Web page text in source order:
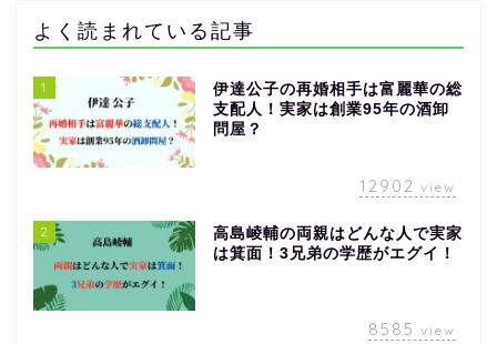
よく読まれている記事
1
伊達公子の再婚相手は富麗華の総
支配人！実家は創業95年の酒卸
問屋？
12902 view
2
高島崚輔の両親はどんな人で実家
は箕面！3兄弟の学歴がエグイ！
8585 view